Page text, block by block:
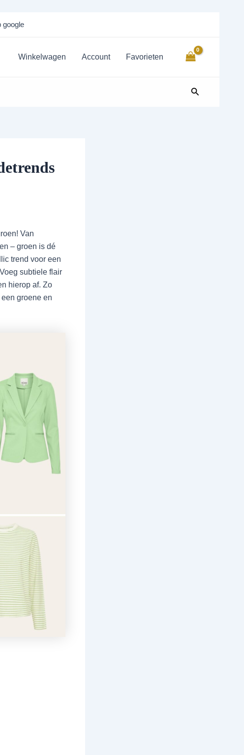
Winkelwagen Account Favorieten
Zoeken
Van
– groen is dé
trend voor een
subtiele flair
hierop af. Zo
groene en